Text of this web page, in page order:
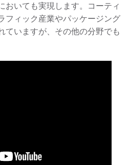
おいても実現します。コーティ
フィック産業やパッケージング
ていますが、その他の分野でも